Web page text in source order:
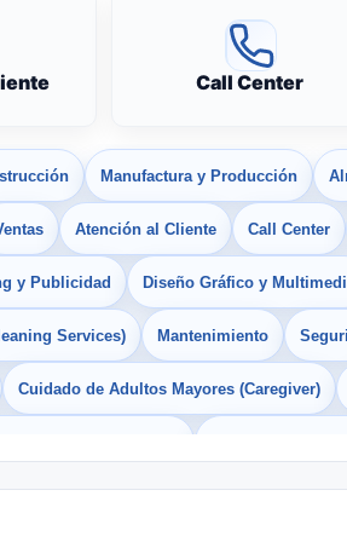
Call Center
Manufactura y Producción
Atención al Cliente Call Center
y Publicidad Diseño Gráfico y
Services) Mantenimiento
Cuidado de Adultos Mayores (Caregiver)
Empleos Bilingües (English/